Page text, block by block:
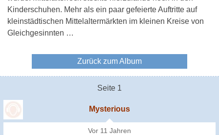
Kinderschuhen. Mehr als ein paar gefeierte Auftritte auf
kleinstädtischen Mittelaltermärkten im kleinen Kreise von
Gleichgesinnten …
Zurück zum Album
Seite 1
Mysterious
Vor 11 Jahren